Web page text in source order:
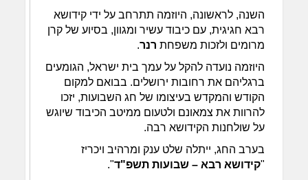
השנה, לראשונה, היוזמה תתרחב על ידי קידושא
רבא חגיגית, עם כיבוד עשיר ומגוון, בסיוע של קרן
מרומים ולזכות משפחת רנר.
היוזמה נועדה להקל על עמך בית ישראל, הגומעים
ברגליהם את רחובות ירושלים. בבואם למקום
הקודש והמקדש בעיצומו של חג השבועות, יזכו
להרוות את צמאונם ולטעום ממיטב הכיבוד שיוגש
על שולחנות הקידושא רבה.
בערב החג, ייתלה שלט ענק ומרהיב ויכריז
"קידושא רבא – שבועות תשפ"ד".